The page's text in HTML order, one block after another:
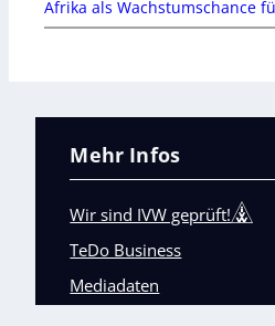
Afrika als Wachstumschance
Mehr Infos
Wir sind IVW geprüft!
TeDo Business
Mediadaten